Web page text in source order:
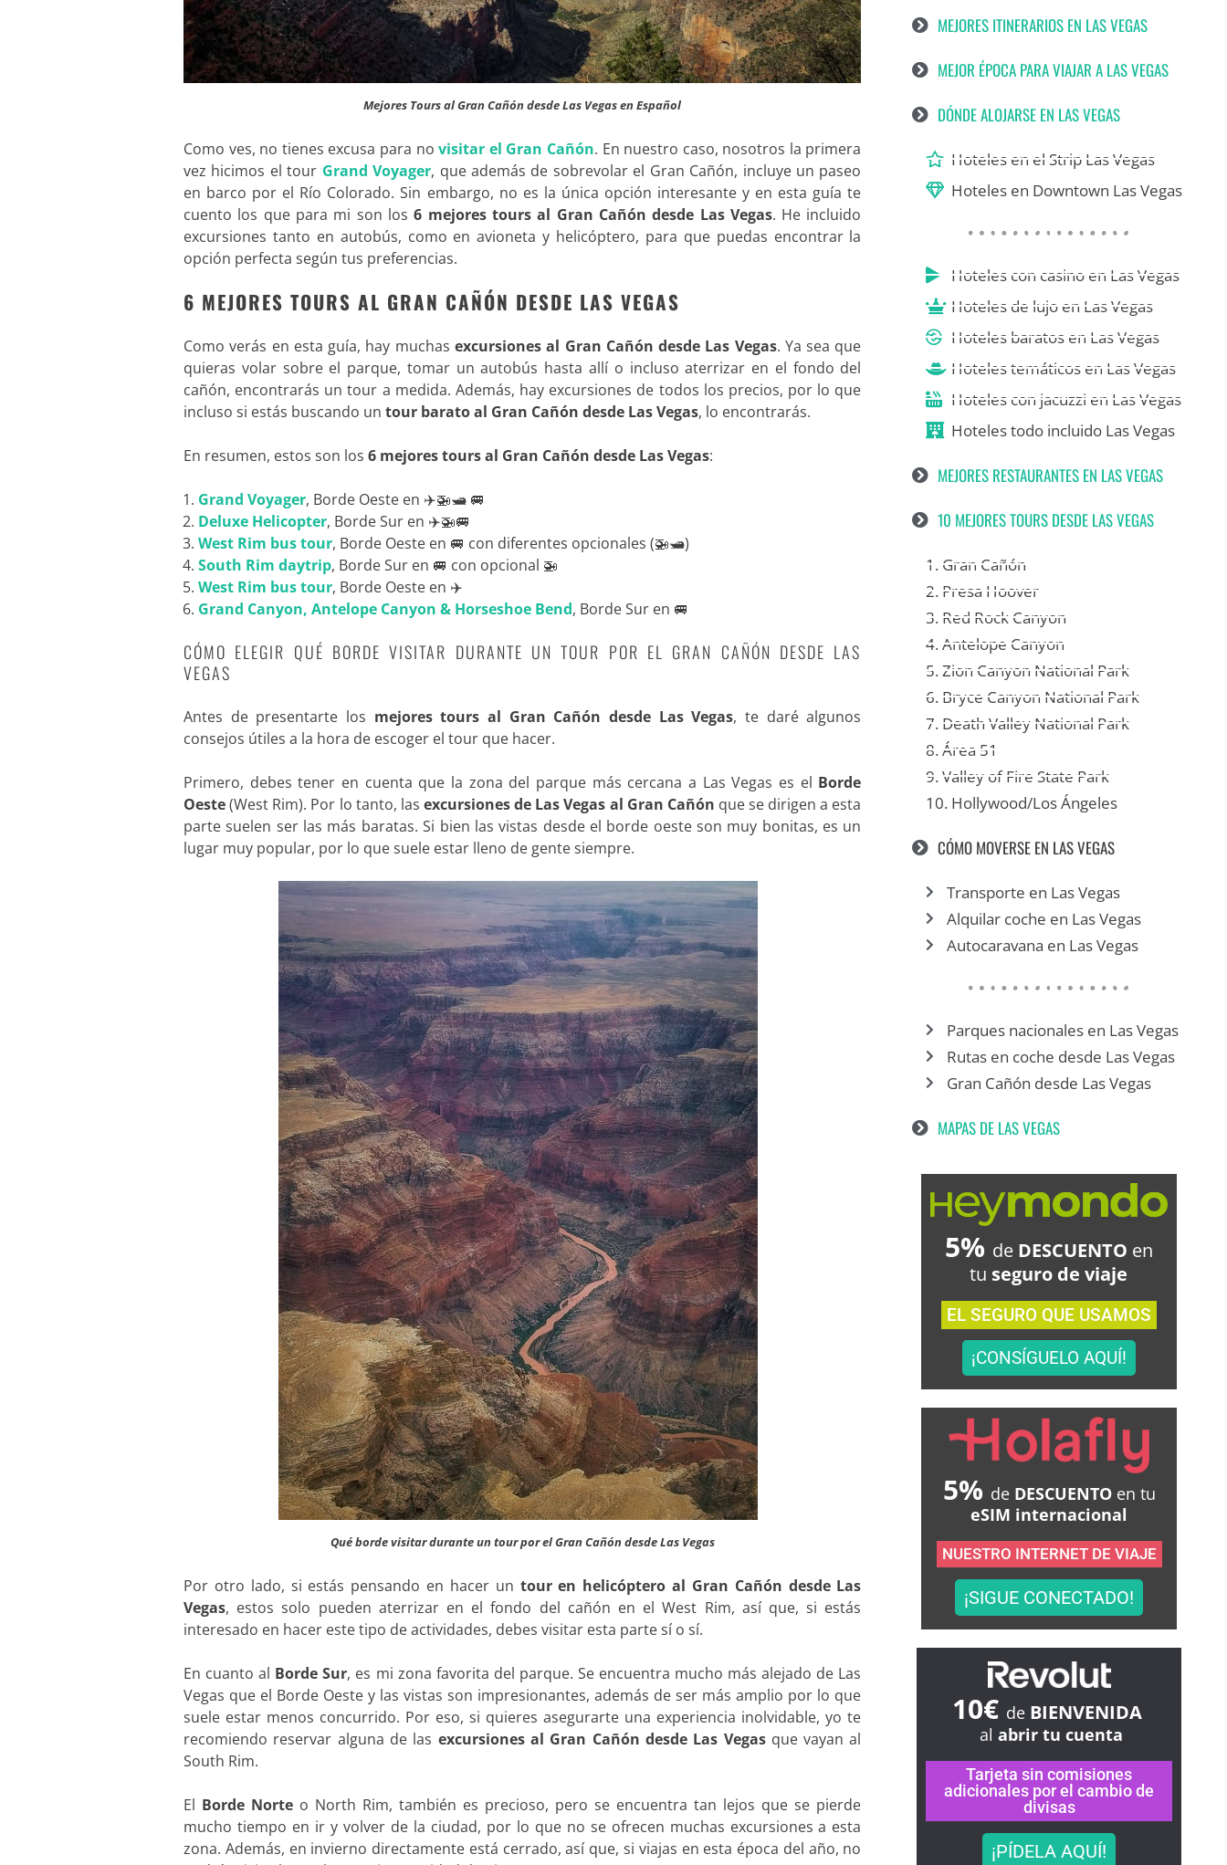
Mejores Tours al Gran Cañón desde Las Vegas en Español
Como ves, no tienes excusa para novisitar el Gran Cañón. En nuestro caso, nosotros la primera
vez hicimos el tour Grand Voyager, que además de sobrevolar el Gran Cañón, incluye un paseo
en barco por el Río Colorado. Sin embargo, no es la única opción interesante y en esta guía te
cuento los que para mi son los6 mejores tours al Gran Cañón desde Las Vegas. He incluido
excursiones tanto en autobús, como en avioneta y helicóptero, para que puedas encontrar la
opción perfecta según tus preferencias.
6 MEJORES TOURS AL GRAN CAÑÓN DESDE LAS VEGAS
Como verás en esta guía, hay muchas excursiones al Gran Cañón desde Las Vegas. Ya sea que
quieras volar sobre el parque, tomar un autobús hasta allí o incluso aterrizar en el fondo del
cañón, encontrarás un tour a medida. Además, hay excursiones de todos los precios, por lo que
incluso si estás buscando un tour barato al Gran Cañón desde Las Vegas, lo encontrarás.
En resumen, estos son los 6 mejores tours al Gran Cañón desde Las Vegas:
Grand Voyager, Borde Oeste en ✈️🚁🛥️ 🚐
Deluxe Helicopter, Borde Sur en ✈️🚁🚐
West Rim bus tour, Borde Oeste en 🚐 con diferentes opcionales (🚁🛥️)
South Rim daytrip, Borde Sur en 🚐 con opcional 🚁
West Rim bus tour, Borde Oeste en ✈️
Grand Canyon, Antelope Canyon & Horseshoe Bend, Borde Sur en 🚐
CÓMO ELEGIR QUÉ BORDE VISITAR DURANTE UN TOUR POR EL GRAN CAÑÓN DESDE LAS
VEGAS
Antes de presentarte los mejores tours al Gran Cañón desde Las Vegas, te daré algunos
consejos útiles a la hora de escoger el tour que hacer.
Primero, debes tener en cuenta que la zona del parque más cercana a Las Vegas es el Borde
Oeste(West Rim). Por lo tanto, las excursiones de Las Vegas al Gran Cañón que se dirigen a esta
parte suelen ser las más baratas. Si bien las vistas desde el borde oeste son muy bonitas, es un
lugar muy popular, por lo que suele estar lleno de gente siempre.
Qué borde visitar durante un tour por el Gran Cañón desde Las Vegas
Por otro lado, si estás pensando en hacer un tour en helicóptero al Gran Cañón desde Las
Vegas, estos solo pueden aterrizar en el fondo del cañón en el West Rim, así que, si estás
interesado en hacer este tipo de actividades, debes visitar esta parte sí o sí.
En cuanto al Borde Sur, es mi zona favorita del parque. Se encuentra mucho más alejado de Las
Vegas que el Borde Oeste y las vistas son impresionantes, además de ser más amplio por lo que
suele estar menos concurrido. Por eso, si quieres asegurarte una experiencia inolvidable, yo te
recomiendo reservar alguna de las excursiones al Gran Cañón desde Las Vegas que vayan al
South Rim.
El Borde Norte o North Rim, también es precioso, pero se encuentra tan lejos que se pierde
mucho tiempo en ir y volver de la ciudad, por lo que no se ofrecen muchas excursiones a esta
zona. Además, en invierno directamente está cerrado, así que, si viajas en esta época del año, no
MEJORES ITINERARIOS EN LAS VEGAS
MEJOR ÉPOCA PARA VIAJAR A LAS VEGAS
DÓNDE ALOJARSE EN LAS VEGAS
Hoteles en el Strip Las Vegas
Hoteles en Downtown Las Vegas
Hoteles con casino en Las Vegas
Hoteles de lujo en Las Vegas
Hoteles baratos en Las Vegas
Hoteles temáticos en Las Vegas
Hoteles con jacuzzi en Las Vegas
Hoteles todo incluido Las Vegas
MEJORES RESTAURANTES EN LAS VEGAS
10 MEJORES TOURS DESDE LAS VEGAS
1. Gran Cañón
2. Presa Hoover
3. Red Rock Canyon
4. Antelope Canyon
5. Zion Canyon National Park
6. Bryce Canyon National Park
7. Death Valley National Park
8. Área 51
9. Valley of Fire State Park
10. Hollywood/Los Ángeles
CÓMO MOVERSE EN LAS VEGAS
Transporte en Las Vegas
Alquilar coche en Las Vegas
Autocaravana en Las Vegas
Parques nacionales en Las Vegas
Rutas en coche desde Las Vegas
Gran Cañón desde Las Vegas
MAPAS DE LAS VEGAS
5% deDESCUENTO en
tu seguro de viaje
EL SEGURO QUE USAMOS
¡CONSÍGUELO AQUÍ!
5% de DESCUENTO en tu
eSIM internacional
NUESTRO INTERNET DE VIAJE
¡SIGUE CONECTADO!
10€ de BIENVENIDA
al abrir tu cuenta
Tarjeta sin comisiones
adicionales por el cambio de
divisas
¡PÍDELA AQUÍ!